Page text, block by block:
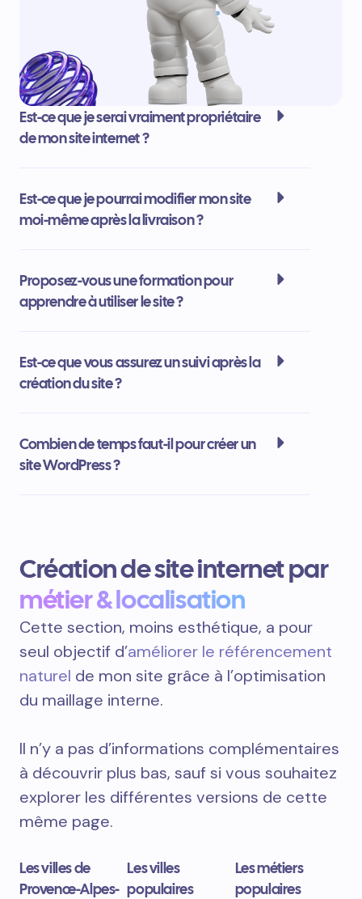
Est-ce que je serai vraiment propriétaire
de mon site internet ?
Est-ce que je pourrai modifier mon site
moi-même après la livraison ?
Proposez-vous une formation pour
apprendre à utiliser le site ?
Est-ce que vous assurez un suivi après la
création du site ?
Combien de temps faut-il pour créer un
site WordPress ?
Création de site internet par
métier & localisation
Cette section, moins esthétique, a pour
seul objectif d’améliorer le référencement
naturel de mon site grâce à l’optimisation
du maillage interne.
Il n’y a pas d’informations complémentaires
à découvrir plus bas, sauf si vous souhaitez
explorer les différentes versions de cette
même page.
Les villes de
Provence-Alpes-
Les villes
populaires
Les métiers
populaires